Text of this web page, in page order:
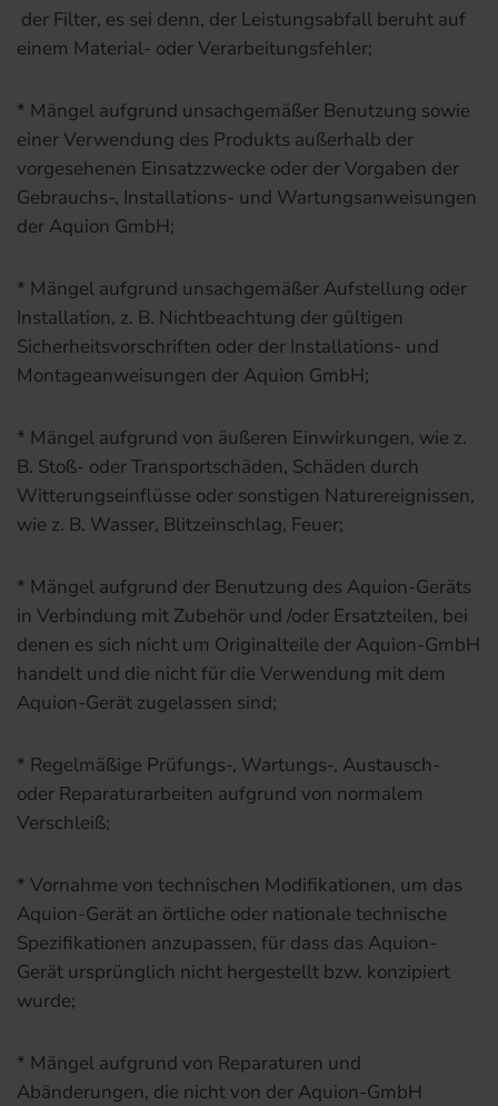
der Filter, es sei denn, der Leistungsabfall beruht auf
einem Material- oder Verarbeitungsfehler;
* Mängel aufgrund unsachgemäßer Benutzung sowie
einer Verwendung des Produkts außerhalb der
vorgesehenen Einsatzzwecke oder der Vorgaben der
Gebrauchs-, Installations- und Wartungsanweisungen
der Aquion GmbH;
* Mängel aufgrund unsachgemäßer Aufstellung oder
Installation, z. B. Nichtbeachtung der gültigen
Sicherheitsvorschriften oder der Installations- und
Montageanweisungen der Aquion GmbH;
* Mängel aufgrund von äußeren Einwirkungen, wie z.
B. Stoß- oder Transportschäden, Schäden durch
Witterungseinflüsse oder sonstigen Naturereignissen,
wie z. B. Wasser, Blitzeinschlag, Feuer;
* Mängel aufgrund der Benutzung des Aquion-Geräts
in Verbindung mit Zubehör und /oder Ersatzteilen, bei
denen es sich nicht um Originalteile der Aquion-GmbH
handelt und die nicht für die Verwendung mit dem
Aquion-Gerät zugelassen sind;
* Regelmäßige Prüfungs-, Wartungs-, Austausch-
oder Reparaturarbeiten aufgrund von normalem
Verschleiß;
* Vornahme von technischen Modifikationen, um das
Aquion-Gerät an örtliche oder nationale technische
Spezifikationen anzupassen, für dass das Aquion-
Gerät ursprünglich nicht hergestellt bzw. konzipiert
wurde;
* Mängel aufgrund von Reparaturen und
Abänderungen, die nicht von der Aquion-GmbH